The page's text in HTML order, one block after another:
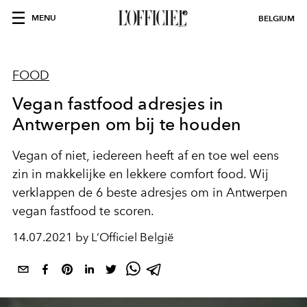
MENU BELGIUM
FOOD
Vegan fastfood adresjes in
Antwerpen om bij te houden
Vegan of niet, iedereen heeft af en toe wel eens
zin in makkelijke en lekkere comfort food. Wij
verklappen de 6 beste adresjes om in Antwerpen
vegan fastfood te scoren.
14.07.2021 by L’Officiel België